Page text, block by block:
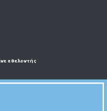
εθελοντής